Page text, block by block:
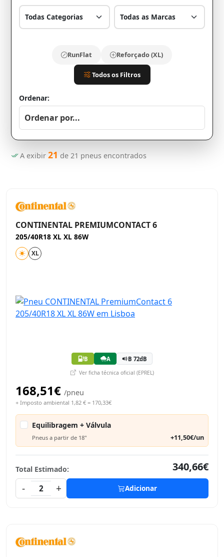
RunFlat Reforçado (XL)
Todos os Filtros
Ordenar:
A exibir 21 de 21 pneus encontrados
CONTINENTAL PREMIUMCONTACT 6
205/40R18 XL XL 86W
XL
B A B 72dB
Ver ficha técnica oficial (EPREL)
168,51€ /pneu
+ Imposto ambiental 1,82 € = 170,33€
Equilibragem + Válvula
Pneus a partir de 18" +11,50€/un
Total Estimado:
340,66€
-
2 + Adicionar